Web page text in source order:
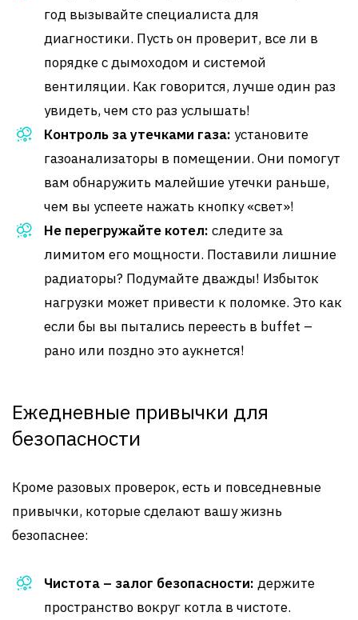
год вызывайте специалиста для
диагностики. Пусть он проверит, все ли в
порядке с дымоходом и системой
вентиляции. Как говорится, лучше один раз
увидеть, чем сто раз услышать!
Контроль за утечками газа: установите
газоанализаторы в помещении. Они помогут
вам обнаружить малейшие утечки раньше,
чем вы успеете нажать кнопку «свет»!
Не перегружайте котел: следите за
лимитом его мощности. Поставили лишние
радиаторы? Подумайте дважды! Избыток
нагрузки может привести к поломке. Это как
если бы вы пытались переесть в buffet –
рано или поздно это аукнется!
Ежедневные привычки для
безопасности
Кроме разовых проверок, есть и повседневные
привычки, которые сделают вашу жизнь
безопаснее:
Чистота – залог безопасности: держите
пространство вокруг котла в чистоте.